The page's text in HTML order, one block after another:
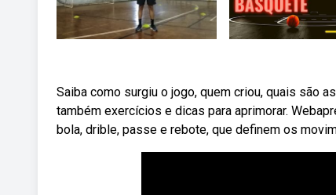
Saiba como surgiu o jogo, quem criou, quais são
também exercícios e dicas para aprimorar.
bola, drible, passe e rebote, que definem os